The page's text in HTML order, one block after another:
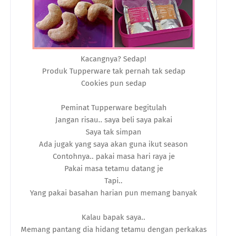
Kacangnya? Sedap!
Produk Tupperware tak pernah tak sedap
Cookies pun sedap
Peminat Tupperware begitulah
Jangan risau.. saya beli saya pakai
Saya tak simpan
Ada jugak yang saya akan guna ikut season
Contohnya.. pakai masa hari raya je
Pakai masa tetamu datang je
Tapi..
Yang pakai basahan harian pun memang banyak
Kalau bapak saya..
Memang pantang dia hidang tetamu dengan perkakas